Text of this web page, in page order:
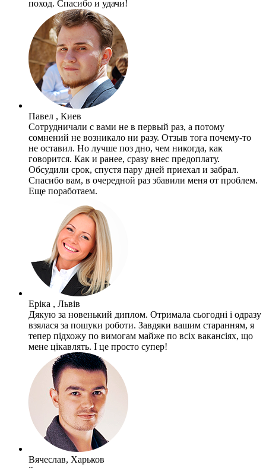
поход. Спасибо и удачи!
Павел , Киев
Сотрудничали с вами не в первый раз, а потому
сомнений не возникало ни разу. Отзыв тога почему-то
не оставил. Но лучше поз дно, чем никогда, как
говорится. Как и ранее, сразу внес предоплату.
Обсудили срок, спустя пару дней приехал и забрал.
Спасибо вам, в очередной раз збавили меня от проблем.
Еще поработаем.
Еріка , Львів
Дякую за новенький диплом. Отримала сьогодні і одразу
взялася за пошуки роботи. Завдяки вашим старанням, я
тепер підхожу по вимогам майже по всіх вакансіях, що
мене цікавлять. І це просто супер!
Вячеслав, Харьков